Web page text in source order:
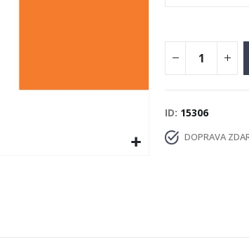
ID 15306
DOPRAVA